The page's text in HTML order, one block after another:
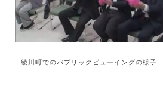
綾川町でのパブリックビューイングの様子